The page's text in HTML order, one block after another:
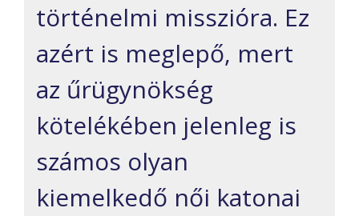
történelmi misszióra. Ez
azért is meglepő, mert
az űrügynökség
kötelékében jelenleg is
számos olyan
kiemelkedő női katonai